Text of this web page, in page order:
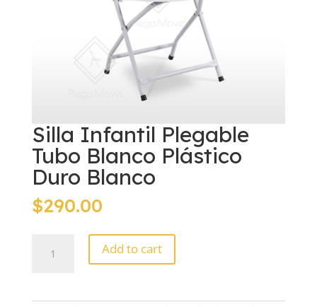
Silla Infantil Plegable
Tubo Blanco Plástico
Duro Blanco
$290.00
Infantil
Add to cart